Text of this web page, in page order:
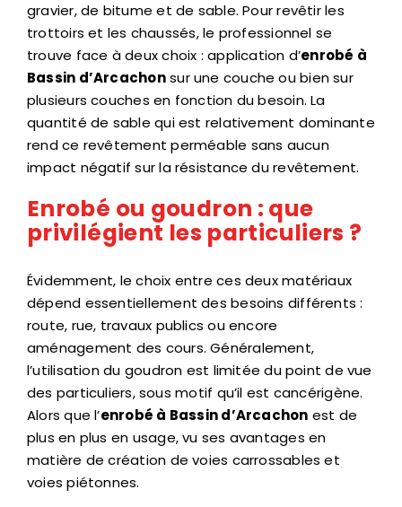
gravier, de bitume et de sable. Pour revêtir les
trottoirs et les chaussés, le professionnel se
trouve face à deux choix : application d’enrobé à
Bassin d’Arcachonsur une couche ou bien sur
plusieurs couches en fonction du besoin. La
quantité de sable qui est relativement dominante
rend ce revêtement perméable sans aucun
impact négatif sur la résistance du revêtement.
Enrobé ou goudron : que
privilégient les particuliers ?
Évidemment, le choix entre ces deux matériaux
dépend essentiellement des besoins différents :
route, rue, travaux publics ou encore
aménagement des cours. Généralement,
l’utilisation du goudron est limitée du point de vue
des particuliers, sous motif qu’il est cancérigène.
Alors que l’enrobé à Bassin d’Arcachon est de
plus en plus en usage, vu ses avantages en
matière de création de voies carrossables et
voies piétonnes.